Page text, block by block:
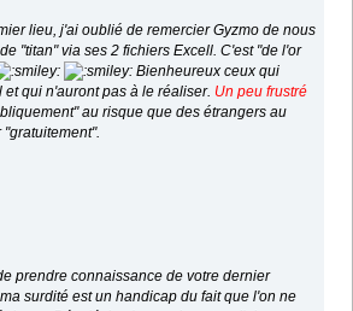
lieu, j'ai oublié de remercier Gyzmo de nous
"titan" via ses 2 fichiers Excell. C'est "de l'or
Bienheureux ceux qui
qui n'auront pas à le réaliser. Un peu frustré
au risque que des étrangers au
prendre connaissance de votre dernier
surdité est un handicap du fait que l'on ne